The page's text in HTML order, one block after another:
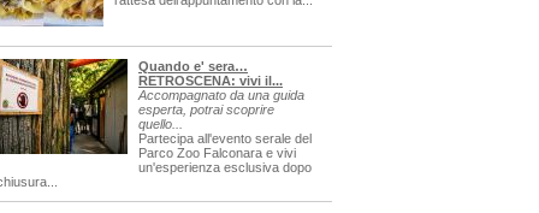
Quando e' sera…
RETROSCENA: vivi il...
Accompagnato da una guida
esperta, potrai scoprire
quello...
Partecipa all'evento serale del
Parco Zoo Falconara e vivi
un'esperienza esclusiva dopo